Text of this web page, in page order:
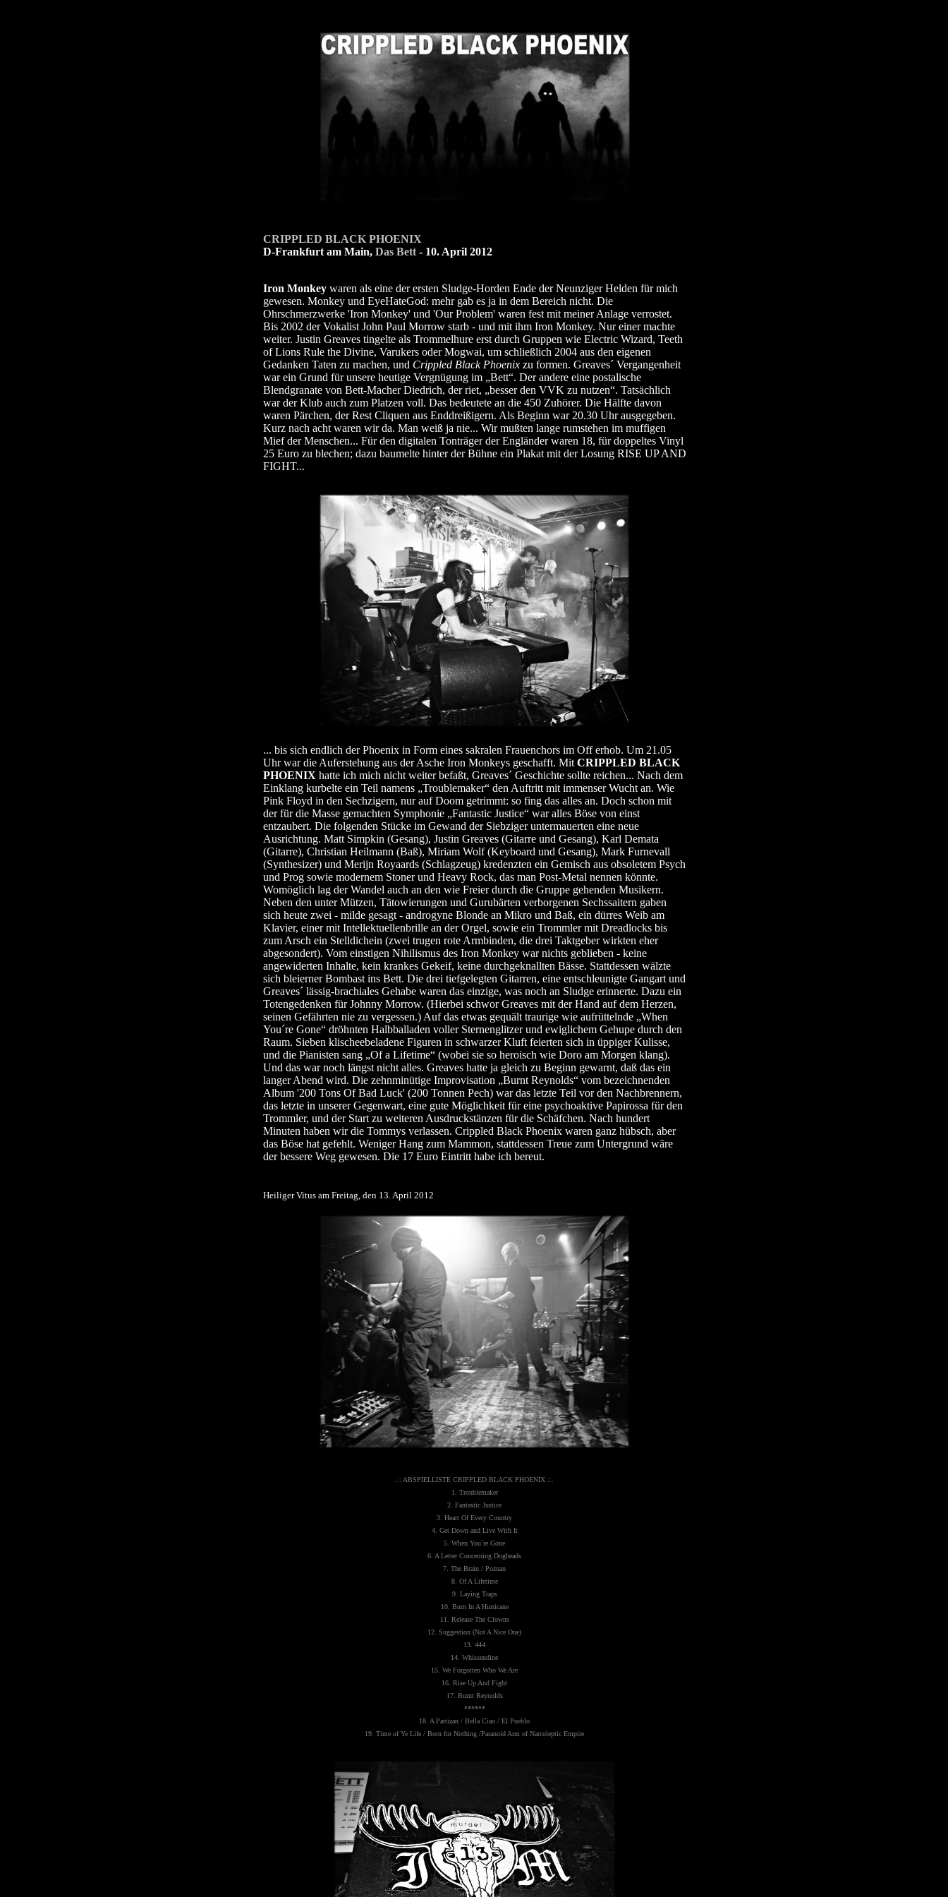
CRIPPLED BLACK PHOENIX
D-Frankfurt am Main, Das Bett- 10. April 2012
Iron Monkeywaren als eine der ersten Sludge-Horden Ende der Neunziger Helden für mich
gewesen. Monkey und EyeHateGod: mehr gab es ja in dem Bereich nicht. Die
Ohrschmerzwerke 'Iron Monkey' und 'Our Problem' waren fest mit meiner Anlage verrostet.
Bis 2002 der Vokalist John Paul Morrow starb - und mit ihm Iron Monkey. Nur einer machte
weiter. Justin Greaves tingelte als Trommelhure erst durch Gruppen wie Electric Wizard, Teeth
of Lions Rule the Divine, Varukers oder Mogwai, um schließlich 2004 aus den eigenen
Gedanken Taten zu machen, und Crippled Black Phoenixzu formen. Greaves´ Vergangenheit
war ein Grund für unsere heutige Vergnügung im „Bett“. Der andere eine postalische
Blendgranate von Bett-Macher Diedrich, der riet, „besser den VVK zu nutzen“. Tatsächlich
war der Klub auch zum Platzen voll. Das bedeutete an die 450 Zuhörer. Die Hälfte davon
waren Pärchen, der Rest Cliquen aus Enddreißigern. Als Beginn war 20.30 Uhr ausgegeben.
Kurz nach acht waren wir da. Man weiß ja nie... Wir mußten lange rumstehen im muffigen
Mief der Menschen... Für den digitalen Tonträger der Engländer waren 18, für doppeltes Vinyl
25 Euro zu blechen; dazu baumelte hinter der Bühne ein Plakat mit der Losung RISE UP AND
FIGHT...
... bis sich endlich der Phoenix in Form eines sakralen Frauenchors im Off erhob. Um 21.05
Uhr war die Auferstehung aus der Asche Iron Monkeys geschafft. Mit CRIPPLED BLACK
PHOENIX hatte ich mich nicht weiter befaßt, Greaves´ Geschichte sollte reichen... Nach dem
Einklang kurbelte ein Teil namens „Troublemaker“ den Auftritt mit immenser Wucht an. Wie
Pink Floyd in den Sechzigern, nur auf Doom getrimmt: so fing das alles an. Doch schon mit
der für die Masse gemachten Symphonie „Fantastic Justice“ war alles Böse von einst
entzaubert. Die folgenden Stücke im Gewand der Siebziger untermauerten eine neue
Ausrichtung. Matt Simpkin (Gesang), Justin Greaves (Gitarre und Gesang), Karl Demata
(Gitarre), Christian Heilmann (Baß), Miriam Wolf (Keyboard und Gesang), Mark Furnevall
(Synthesizer) und Merijn Royaards (Schlagzeug) kredenzten ein Gemisch aus obsoletem Psych
und Prog sowie modernem Stoner und Heavy Rock, das man Post-Metal nennen könnte.
Womöglich lag der Wandel auch an den wie Freier durch die Gruppe gehenden Musikern.
Neben den unter Mützen, Tätowierungen und Gurubärten verborgenen Sechssaitern gaben
sich heute zwei - milde gesagt - androgyne Blonde an Mikro und Baß, ein dürres Weib am
Klavier, einer mit Intellektuellenbrille an der Orgel, sowie ein Trommler mit Dreadlocks bis
zum Arsch ein Stelldichein (zwei trugen rote Armbinden, die drei Taktgeber wirkten eher
abgesondert). Vom einstigen Nihilismus des Iron Monkey war nichts geblieben - keine
angewiderten Inhalte, kein krankes Gekeif, keine durchgeknallten Bässe. Stattdessen wälzte
sich bleierner Bombast ins Bett. Die drei tiefgelegten Gitarren, eine entschleunigte Gangart und
Greaves´ lässig-brachiales Gehabe waren das einzige, was noch an Sludge erinnerte. Dazu ein
Totengedenken für Johnny Morrow. (Hierbei schwor Greaves mit der Hand auf dem Herzen,
seinen Gefährten nie zu vergessen.) Auf das etwas gequält traurige wie aufrüttelnde „When
You´re Gone“ dröhnten Halbballaden voller Sternenglitzer und ewiglichem Gehupe durch den
Raum. Sieben klischeebeladene Figuren in schwarzer Kluft feierten sich in üppiger Kulisse,
und die Pianisten sang „Of a Lifetime“ (wobei sie so heroisch wie Doro am Morgen klang).
Und das war noch längst nicht alles. Greaves hatte ja gleich zu Beginn gewarnt, daß das ein
langer Abend wird. Die zehnminütige Improvisation „Burnt Reynolds“ vom bezeichnenden
Album '200 Tons Of Bad Luck' (200 Tonnen Pech) war das letzte Teil vor den Nachbrennern,
das letzte in unserer Gegenwart, eine gute Möglichkeit für eine psychoaktive Papirossa für den
Trommler, und der Start zu weiteren Ausdruckstänzen für die Schäfchen. Nach hundert
Minuten haben wir die Tommys verlassen. Crippled Black Phoenix waren ganz hübsch, aber
das Böse hat gefehlt. Weniger Hang zum Mammon, stattdessen Treue zum Untergrund wäre
der bessere Weg gewesen. Die 17 Euro Eintritt habe ich bereut.
Heiliger Vitus am Freitag, den 13. April 2012
.:: ABSPIELLISTE CRIPPLED BLACK PHOENIX ::.
1. Troublemaker
2. Fantastic Justice
3. Heart Of Every Country
4. Get Down and Live With It
5. When You´re Gone
6. A Letter Concerning Dogheads
7. The Brain / Poznan
8. Of A Lifetime
9. Laying Traps
10. Burn In A Hurricane
11. Release The Clowns
12. Suggestion (Not A Nice One)
13. 444
14. Whissendine
15. We Forgotten Who We Are
16. Rise Up And Fight
17. Burnt Reynolds
******
18. A Partizan / Bella Ciao / El Pueblo
19. Time of Ye Life / Born for Nothing /Paranoid Arm of Narcoleptic Empire